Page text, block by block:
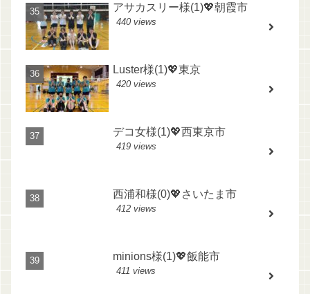
アサカスリー様(1)💖朝霞市
440 views
Luster様(1)💖東京
420 views
デコ女様(1)💖西東京市
419 views
西浦和様(0)💖さいたま市
412 views
minions様(1)💖飯能市
411 views